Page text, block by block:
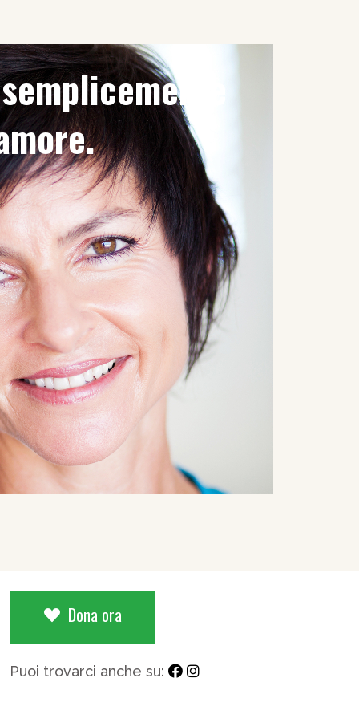
Dona ora
Puoi trovarci anche su: